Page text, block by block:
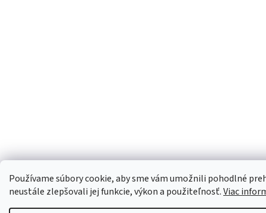
Používame súbory cookie, aby sme vám umožnili pohodlné
neustále zlepšovali jej funkcie, výkon a použiteľnosť.Viac